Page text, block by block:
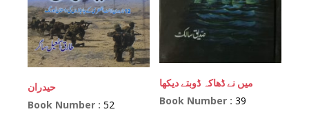
حیدران
Book Number : 52
میں نے ڈھاکہ ڈوبتے دیکھا
Book Number :39